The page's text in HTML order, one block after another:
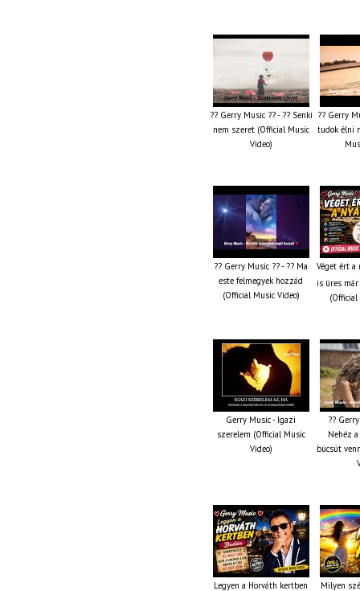
?? Gerry Music ?? - ?? Senki
nem szeret (Official Music
Video)
?? Gerry
tudok élni
?? Gerry Music ?? - ?? Ma
este felmegyek hozzád
(Official Music Video)
Véget ért
is üres
(Official
Gerry Music - Igazi
szerelem (Official Music
Video)
??
Nehéz
búcsút
Legyen a Horváth kertben Milyen